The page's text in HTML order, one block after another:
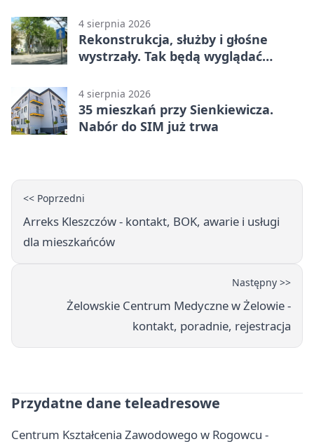
4 sierpnia 2026
Rekonstrukcja, służby i głośne
wystrzały. Tak będą wyglądać
4 sierpnia 2026
35 mieszkań przy Sienkiewicza.
Nabór do SIM już trwa
<< Poprzedni
Arreks Kleszczów - kontakt, BOK, awarie i usługi
dla mieszkańców
Następny >>
Żelowskie Centrum Medyczne w Żelowie -
kontakt, poradnie, rejestracja
Przydatne dane teleadresowe
Centrum Kształcenia Zawodowego w Rogowcu -